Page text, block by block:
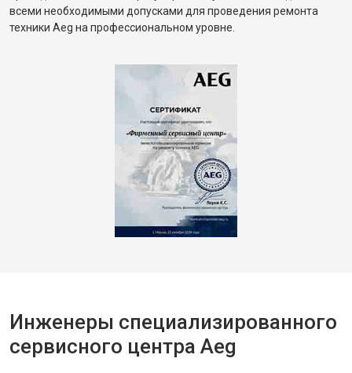
всеми необходимыми допусками для проведения ремонта
техники Aeg на профессиональном уровне.
Инженеры специализированного
сервисного центра Aeg